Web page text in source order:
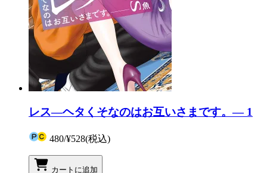
レス―ヘタくそなのはお互いさまです。― 1
480/¥528(税込)
カートに追加